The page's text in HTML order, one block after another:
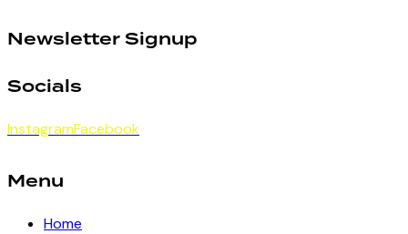
Newsletter Signup
Socials
InstagramFacebook
Menu
Home